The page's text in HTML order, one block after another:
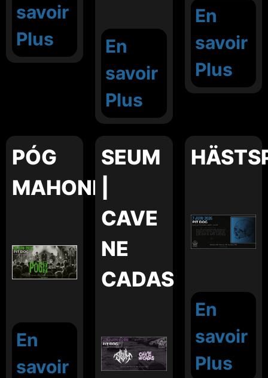
savoir
Plus
En
savoir
Plus
En
savoir
Plus
PÓG
MAHONE
En
savoir
SEUM
CAVE
NE
CADAS
En
savoir
Plus